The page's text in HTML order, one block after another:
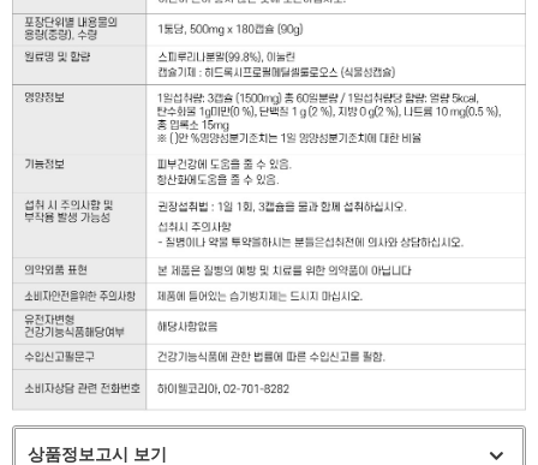
상품정보고시 보기